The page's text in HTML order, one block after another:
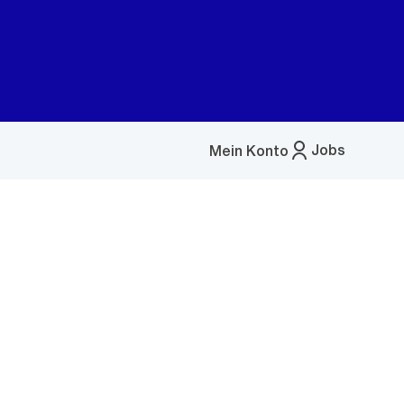
Jobs
Mein Konto
Menü